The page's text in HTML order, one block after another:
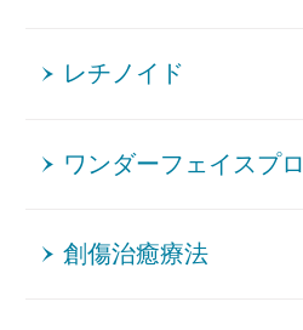
レチノイド
ワンダーフェイスプロ
創傷治癒療法